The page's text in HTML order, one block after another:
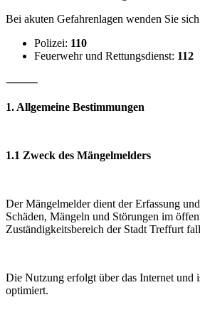
Bei akuten Gefahrenlagen wenden Sie
Polizei: 110
Feuerwehr und Rettungsdienst: 112
⸻
1. Allgemeine Bestimmungen
1.1 Zweck des Mängelmelders
Der Mängelmelder dient der Erfassung
Schäden, Mängeln und Störungen im
Zuständigkeitsbereich der Stadt Treffurt
Die Nutzung erfolgt über das Internet und
optimiert.